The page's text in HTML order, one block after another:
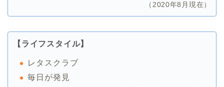
（2020年8月現在）
【ライフスタイル】
レタスクラブ
毎日が発見